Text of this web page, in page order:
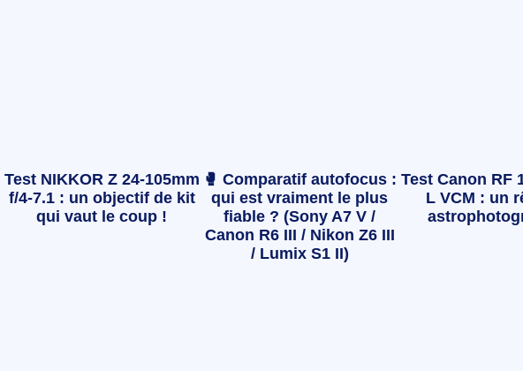
Test NIKKOR Z 24-105mm
f/4-7.1 : un objectif de kit
qui vaut le coup !
🥊 Comparatif autofocus :
qui est vraiment le plus
fiable ? (Sony A7 V /
Canon R6 III / Nikon Z6 III
/ Lumix S1 II)
Test Canon RF
L VCM : un